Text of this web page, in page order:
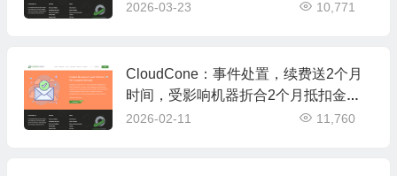
SSD/1Gbps/4T月流量
2026-03-23 10,771
CloudCone：事件处置，续费送2个月
时间，受影响机器折合2个月抵扣金
额，共计4个月
2026-02-11 11,760